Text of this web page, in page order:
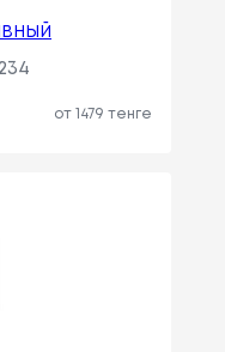
от 1479 тенге